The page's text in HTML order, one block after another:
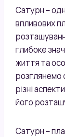
Сатурн –
впливових
глибоке
життя та
розглянемо
різні
його
Сатурн –